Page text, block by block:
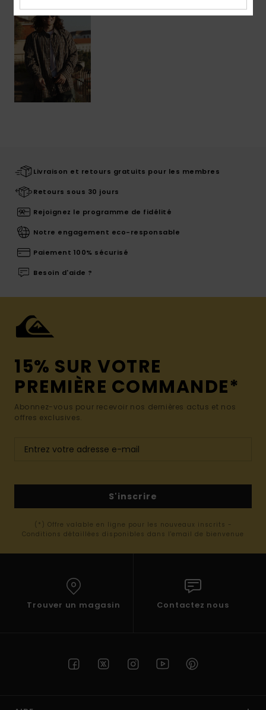
Livraison et retours gratuits pour les membres
Retours sous 30 jours
Rejoignez le programme de fidélité
Notre engagement eco-responsable
Paiement 100% sécurisé
Besoin d'aide ?
15% SUR VOTRE
PREMIÈRE COMMANDE*
Abonnez-vous pour recevoir nos dernières actus et nos
offres exclusives.
S'inscrire
(*) Offre valable en ligne pour les nouveaux inscrits -
Conditions détaillées disponibles dans l'email de bienvenue
Trouver un magasin Contactez nous